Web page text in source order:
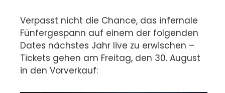
Verpasst nicht die Chance, das infernale
Fünfergespann auf einem der folgenden
Dates nächstes Jahr live zu erwischen –
Tickets gehen am Freitag, den 30. August
in den Vorverkauf: